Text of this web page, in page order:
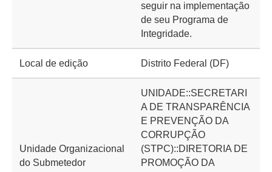
seguir na implementação
de seu Programa de
Integridade.
Local de edição Distrito Federal (DF)
Unidade Organizacional
do Submetedor
UNIDADE::SECRETARI
A DE TRANSPARÊNCIA
E PREVENÇÃO DA
CORRUPÇÃO
(STPC)::DIRETORIA DE
PROMOÇÃO DA